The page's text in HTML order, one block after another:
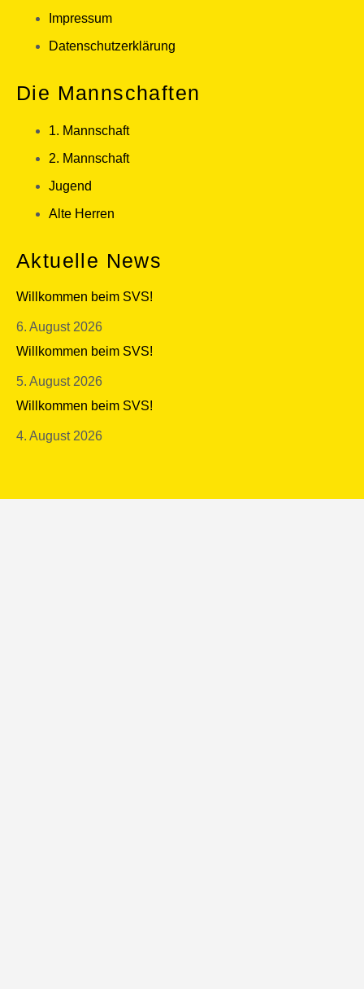
Impressum
Datenschutzerklärung
Die Mannschaften
1. Mannschaft
2. Mannschaft
Jugend
Alte Herren
Aktuelle News
Willkommen beim SVS!
6. August 2026
Willkommen beim SVS!
5. August 2026
Willkommen beim SVS!
4. August 2026